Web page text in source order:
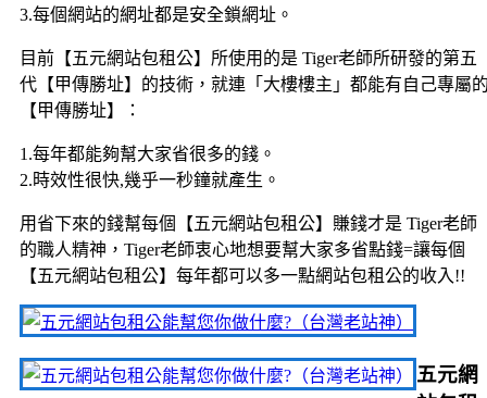
3.每個網站的網址都是安全鎖網址。
目前【五元網站包租公】所使用的是 Tiger老師所研發的第五
代【甲傳勝址】的技術，就連「大樓樓主」都能有自己專屬
【甲傳勝址】：
1.每年都能夠幫大家省很多的錢。
2.時效性很快,幾乎一秒鐘就產生。
用省下來的錢幫每個【五元網站包租公】賺錢才是 Tiger老師
的職人精神，Tiger老師衷心地想要幫大家多省點錢=讓每個
【五元網站包租公】每年都可以多一點網站包租公的收入!!
五元網